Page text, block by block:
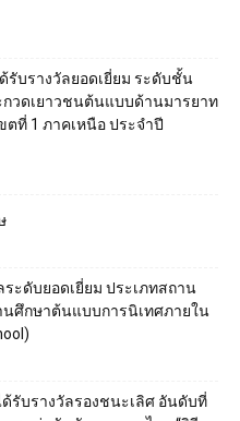
บรางวัลยอดเยี่ยม ระดับชั้น
วดเยาวชนต้นแบบด้านมารยาท
ที่ 1 ภาคเหนือ ประจำปี
ะดับยอดเยี่ยม ประเภทสถาน
ศึกษาต้นแบบการนิเทศภายใน
รับรางวัลรองชนะเลิศ อันดับที่